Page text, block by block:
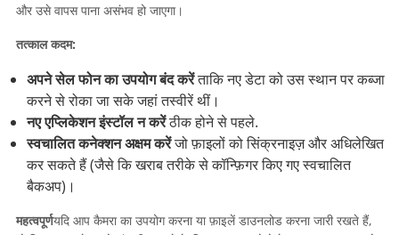
और उसे वापस पाना असंभव हो जाएगा।
तत्काल कदम:
अपने सेल फोन का उपयोग बंद करेंताकि नए डेटा को उस स्थान पर कब्जा
करने से रोका जा सके जहां तस्वीरें थीं।
नए एप्लिकेशन इंस्टॉल न करेंठीक होने से पहले.
स्वचालित कनेक्शन अक्षम करेंजो फ़ाइलों को सिंक्रनाइज़ और अधिलेखित
कर सकते हैं (जैसे कि खराब तरीके से कॉन्फ़िगर किए गए स्वचालित
बैकअप)।
महत्वपूर्णयदि आप कैमरा का उपयोग करना या फ़ाइलें डाउनलोड करना जारी रखते हैं,